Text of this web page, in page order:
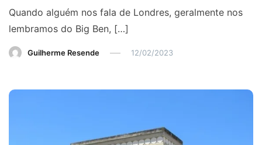
Quando alguém nos fala de Londres, geralmente nos
lembramos do Big Ben, […]
Guilherme Resende 12/02/2023